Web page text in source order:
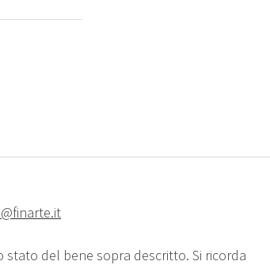
del bene sopra descritto. Si ricorda